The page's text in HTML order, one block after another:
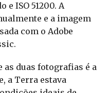
e ISO 51200. A
e a imagem
com o Adobe
duas fotografias é a
a Terra estava